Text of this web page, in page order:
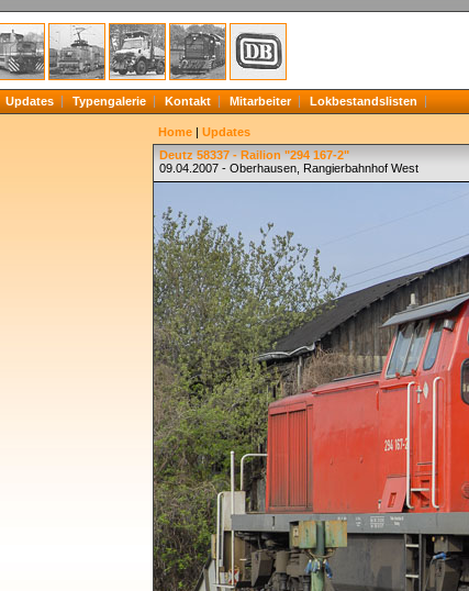
Updates Typengalerie Kontakt Mitarbeiter Lokbestandslisten
Home | Updates
Deutz 58337 - Railion "294 167-2"
09.04.2007 - Oberhausen, Rangierbahnhof West